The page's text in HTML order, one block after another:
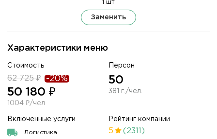
Характеристики меню
Стоимость
62 725 ₽ -20%
50 180 ₽
1004 ₽/чел
Персон
50
381 г./чел.
Включенные услуги
Логистика
Рейтинг компании
5 (2311)
1 шт
Заменить